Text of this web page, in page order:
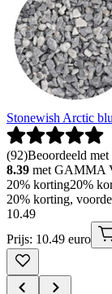
Stonewish Arctic
(92)Beoordeeld
8.39 met GAMMA
20% korting20%
20% korting,
10.49
Prijs: 10.49 euro